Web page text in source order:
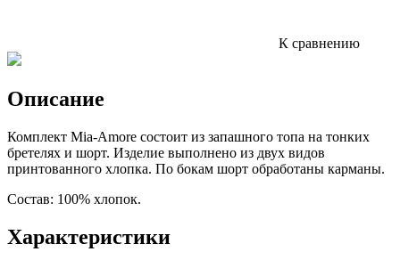
К сравнению
Описание
Комплект Mia-Amore состоит из запашного топа на тонких
бретелях и шорт. Изделие выполнено из двух видов
принтованного хлопка. По бокам шорт обработаны карманы.
Состав: 100% хлопок.
Характеристики